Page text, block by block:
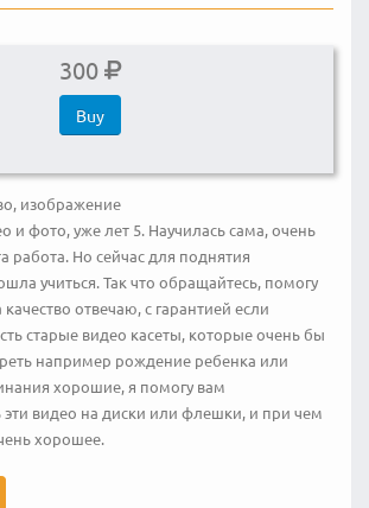
300
Buy
изображение
и фото, уже лет 5. Научилась сама, очень
работа. Но сейчас для поднятия
учиться. Так что обращайтесь, помогу
отвечаю, с гарантией если
старые видео касеты, которые очень бы
например рождение ребенка или
хорошие, я помогу вам
эти видео на диски или флешки, и при чем
хорошее.